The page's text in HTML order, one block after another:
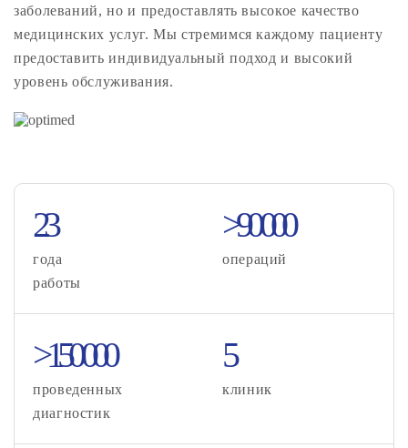
заболеваний, но и предоставлять высокое качество
медицинских услуг. Мы стремимся каждому пациенту
предоставить индивидуальный подход и высокий
уровень обслуживания.
23
года
работы
>90 000
операций
>150 000
проведенных
диагностик
5
клиник